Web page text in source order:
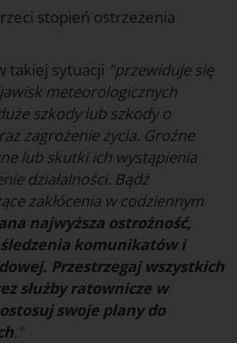
stopień ostrzeżenia
takiej sytuacji "przewiduje się
meteorologicznych
szkody lub szkody o
zagrożenie życia. Groźne
lub skutki ich wystąpienia
działalności. Bądź
zakłócenia w codziennym
najwyższa ostrożność,
komunikatów i
Przestrzegaj wszystkich
służby ratownicze w
swoje plany do
."